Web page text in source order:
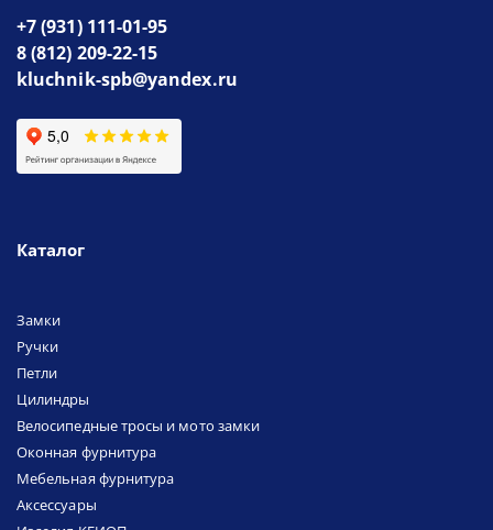
+7 (931) 111-01-95
8 (812) 209-22-15
kluchnik-spb@yandex.ru
Каталог
Замки
Ручки
Петли
Цилиндры
Велосипедные тросы и мото замки
Оконная фурнитура
Мебельная фурнитура
Аксессуары